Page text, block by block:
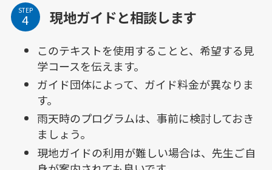
STEP 現地ガイドと相談します
このテキストを使用することと、希望する見
学コースを伝えます。
ガイド団体によって、ガイド料金が異なりま
す。
雨天時のプログラムは、事前に検討しておき
ましょう。
現地ガイドの利用が難しい場合は、先生ご自